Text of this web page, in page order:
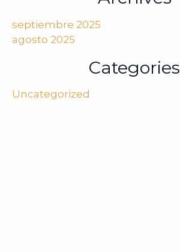
septiembre 2025
agosto 2025
Categories
Uncategorized